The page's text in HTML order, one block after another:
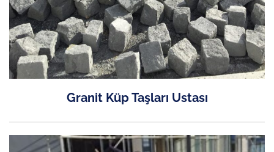
Granit Küp Taşları Ustası